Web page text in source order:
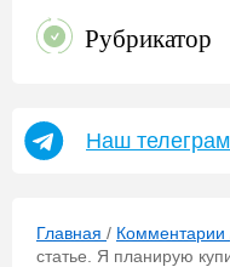
Рубрикатор
Наш
Главная / Комментарии
статье. Я планирую